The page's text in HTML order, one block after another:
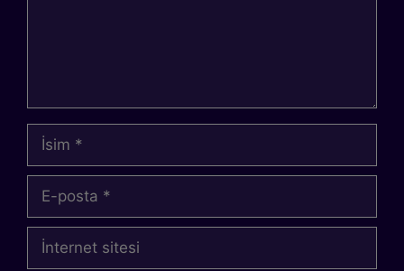
İsim
posta
İnternet
sitesi